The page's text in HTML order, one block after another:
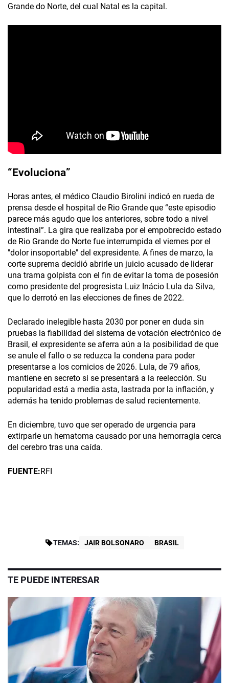
Grande do Norte, del cual Natal es la capital.
“Evoluciona”
Horas antes, el médico Claudio Birolini indicó en rueda de
prensa desde el hospital de Rio Grande que “este episodio
parece más agudo que los anteriores, sobre todo a nivel
intestinal”. La gira que realizaba por el empobrecido estado
de Rio Grande do Norte fue interrumpida el viernes por el
"dolor insoportable" del expresidente. A fines de marzo, la
corte suprema decidió abrirle un juicio acusado de liderar
una trama golpista con el fin de evitar la toma de posesión
como presidente del progresista Luiz Inácio Lula da Silva,
que lo derrotó en las elecciones de fines de 2022.
Declarado inelegible hasta 2030 por poner en duda sin
pruebas la fiabilidad del sistema de votación electrónico de
Brasil, el expresidente se aferra aún a la posibilidad de que
se anule el fallo o se reduzca la condena para poder
presentarse a los comicios de 2026. Lula, de 79 años,
mantiene en secreto si se presentará a la reelección. Su
popularidad está a media asta, lastrada por la inflación, y
además ha tenido problemas de salud recientemente.
En diciembre, tuvo que ser operado de urgencia para
extirparle un hematoma causado por una hemorragia cerca
del cerebro tras una caída.
FUENTE:RFI
TEMAS: JAIR BOLSONARO BRASIL
TE PUEDE INTERESAR